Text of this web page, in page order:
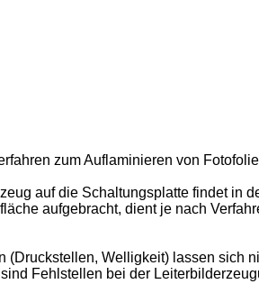
zum Auflami­nieren von
auf die Schaltungs­platte findet in
aufge­bracht, dient je nach
(Druckstellen, Wellig­keit) lassen sich
Fehl­stellen bei der